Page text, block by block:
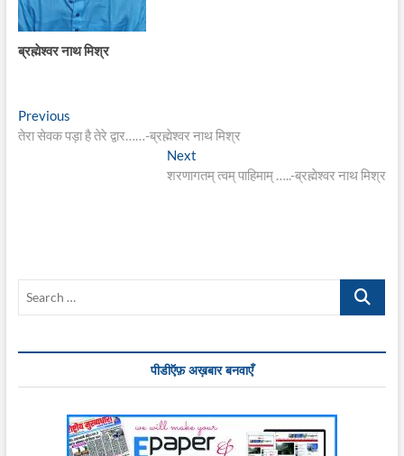
ब्रह्मेश्वर नाथ मिश्र
Post
navigation
PreviousPrevious
post:
तेरा सेवक पड़ा है तेरे द्वार……-ब्रह्मेश्वर नाथ मिश्र
Next
post:
शरणागतम् त्वम् पाहिमाम् …..-ब्रह्मेश्वर नाथ मिश्र
Search
पीडीऍफ़ अख़बार बनवाएँ